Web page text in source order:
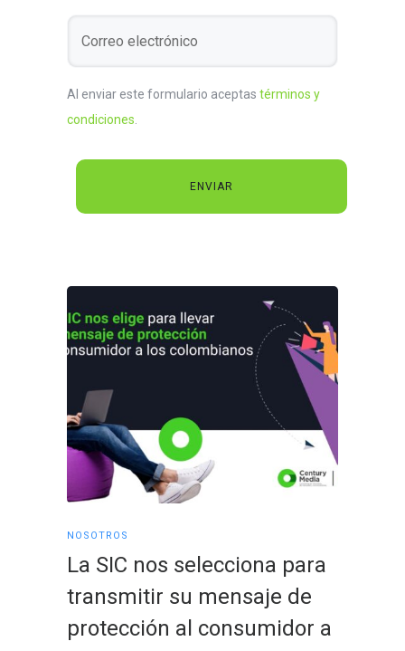
Al enviar este formulario aceptas términos y
condiciones
NOSOTROS
La SIC nos selecciona para
transmitir su mensaje de
protección al consumidor a